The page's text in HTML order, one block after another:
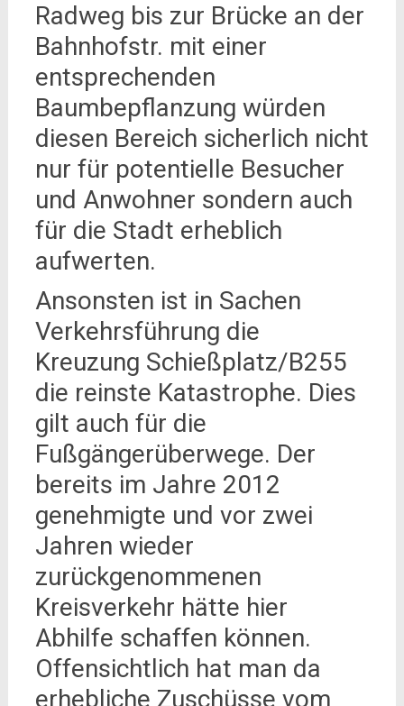
Radweg bis zur Brücke an der
Bahnhofstr. mit einer
entsprechenden
Baumbepflanzung würden
diesen Bereich sicherlich nicht
nur für potentielle Besucher
und Anwohner sondern auch
für die Stadt erheblich
aufwerten.
Ansonsten ist in Sachen
Verkehrsführung die
Kreuzung Schießplatz/B255
die reinste Katastrophe. Dies
gilt auch für die
Fußgängerüberwege. Der
bereits im Jahre 2012
genehmigte und vor zwei
Jahren wieder
zurückgenommenen
Kreisverkehr hätte hier
Abhilfe schaffen können.
Offensichtlich hat man da
erhebliche Zuschüsse vom